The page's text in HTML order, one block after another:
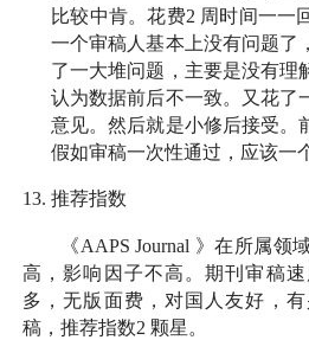
比较中肯。花费2 周时间一一
一个审稿人基本上没有问题了
了一大堆问题，主要是没有理
认为数据前后不一致。又花了
意见。然后就是小修后接受。
假如审稿一次性通过，应该一
13.推荐指数
《AAPS Journal 》在所属领
高，影响因子不高。期刊审稿
多，无版面费，对国人友好，
稿，推荐指数2 颗星。